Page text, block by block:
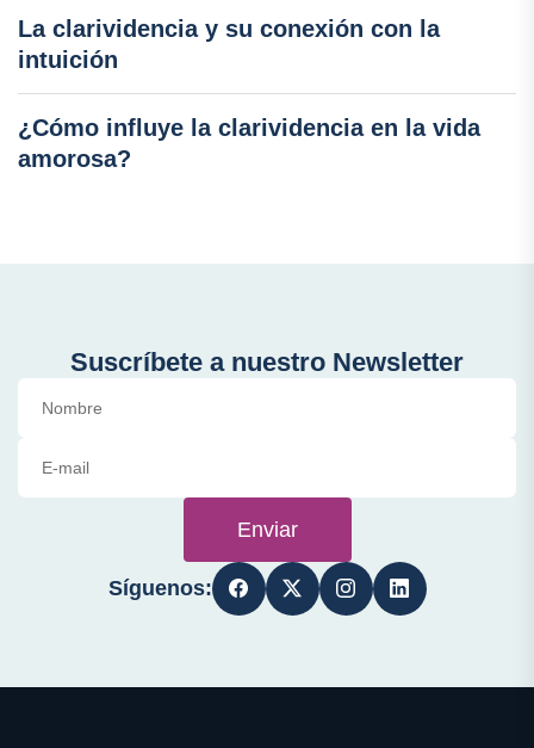
La clarividencia y su conexión con la
intuición
¿Cómo influye la clarividencia en la vida
amorosa?
Suscríbete a nuestro Newsletter
Enviar
Síguenos: